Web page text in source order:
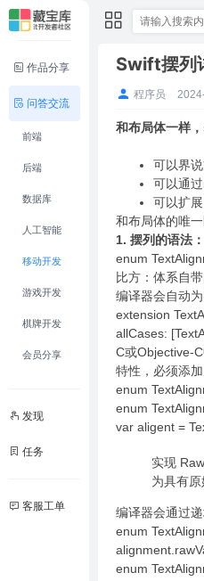
作品分享
问答交流
前端
后端
数据库
人工智能
移动开发
游戏开发
棋牌开发
会员分享
发现
任务
客服工单
Swift摆列
程序员
和布局体一样
可以界
可以通
可以扩
和布局体的唯
1. 摆列的语法：
enum
比方：体系自
编译器会自动
extension
allCases:
C或Objective-
特性，必须添
enum
enum
var aligent =
实现
为具有原
编译器会通过
enum
enum